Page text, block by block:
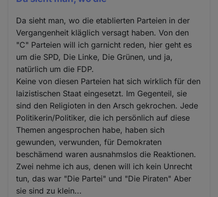
Da sieht man, wo die etablierten Parteien in der
Vergangenheit kläglich versagt haben. Von den
"C" Parteien will ich garnicht reden, hier geht es
um die SPD, Die Linke, Die Grünen, und ja,
natürlich um die FDP.
Keine von diesen Parteien hat sich wirklich für den
laizistischen Staat eingesetzt. Im Gegenteil, sie
sind den Religioten in den Arsch gekrochen. Jede
Politikerin/Politiker, die ich persönlich auf diese
Themen angesprochen habe, haben sich
gewunden, verwunden, für Demokraten
beschämend waren ausnahmslos die Reaktionen.
Zwei nehme ich aus, denen will ich kein Unrecht
tun, das war "Die Partei" und "Die Piraten" Aber
sie sind zu klein...